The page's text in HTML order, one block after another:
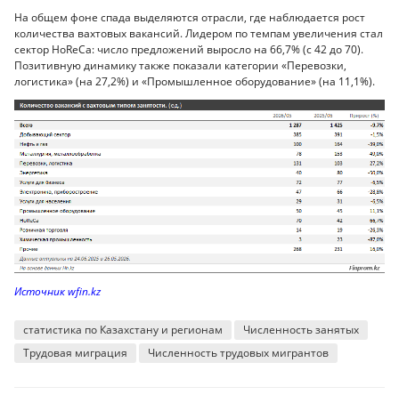
На общем фоне спада выделяются отрасли, где наблюдается рост
количества вахтовых вакансий. Лидером по темпам увеличения стал
сектор HoReCa: число предложений выросло на 66,7% (с 42 до 70).
Позитивную динамику также показали категории «Перевозки,
логистика» (на 27,2%) и «Промышленное оборудование» (на 11,1%).
Источник wfin.kz
статистика по Казахстану и регионам
Численность занятых
Трудовая миграция
Численность трудовых мигрантов